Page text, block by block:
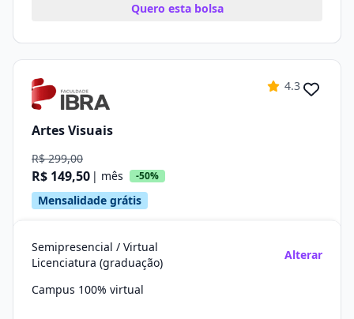
Quero esta bolsa
4.3
Artes Visuais
R$ 299,00
R$ 149,50 | mês -50%
Mensalidade grátis
Semipresencial / Virtual
Licenciatura (graduação)
Alterar
Campus 100% virtual